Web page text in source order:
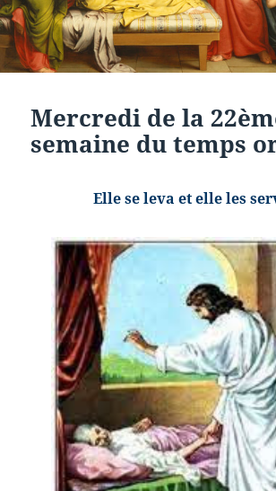
Mercredi de la
semaine du temps
Elle se leva et elle les